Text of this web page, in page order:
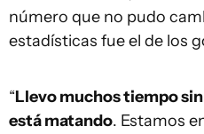
número que no pudo
estadísticas fue el de los
“Llevo muchos tiempo
está matando. Estamos